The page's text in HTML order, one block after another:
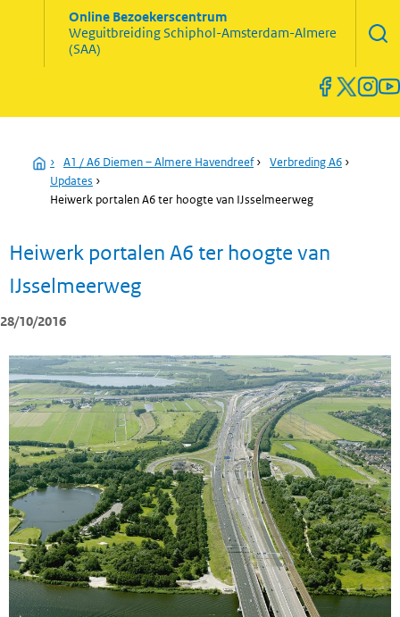
Online Bezoekerscentrum
WeguitbreidingSchiphol-Amsterdam-Almere
(SAA)
Home
› A1 / A6 Diemen – Almere Havendreef› Verbreding A6 ›
Updates ›
Heiwerk portalen A6 ter hoogte van IJsselmeerweg
Heiwerk portalen A6 ter hoogte van
IJsselmeerweg
28/10/2016